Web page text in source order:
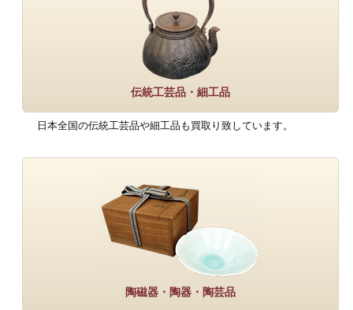
伝統工芸品・細工品
日本全国の伝統工芸品や細工品も買取り致しています。
陶磁器・陶器・陶芸品